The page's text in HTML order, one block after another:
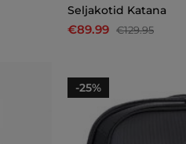
Seljakotid Katana
€89.99 €129.95
-25%